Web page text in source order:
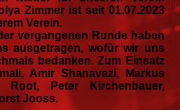
Zimmer ist seit 01.07.2023
Verein.
vergangenen Runde haben
ausgetragen, wofür wir uns
bedanken. Zum Einsatz
Amir Shanavazi, Markus
Root, Peter Kirchenbauer,
Jooss.